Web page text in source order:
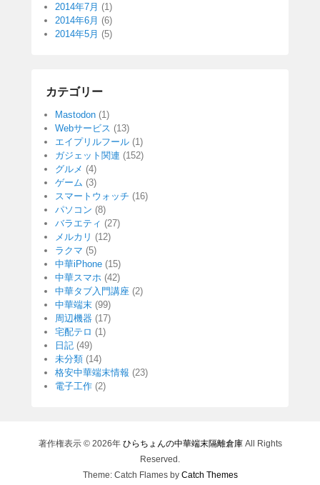
2014年7月 (1)
2014年6月 (6)
2014年5月 (5)
カテゴリー
Mastodon (1)
Webサービス (13)
エイプリルフール (1)
ガジェット関連 (152)
グルメ (4)
ゲーム (3)
スマートウォッチ (16)
パソコン (8)
バラエティ (27)
メルカリ (12)
ラクマ (5)
中華iPhone (15)
中華スマホ (42)
中華タブ入門講座 (2)
中華端末 (99)
周辺機器 (17)
宅配テロ (1)
日記 (49)
未分類 (14)
格安中華端末情報 (23)
電子工作 (2)
著作権表示 © 2026年 ひらちょんの中華端末隔離倉庫All Rights
Reserved.
Theme: Catch Flames by Catch Themes